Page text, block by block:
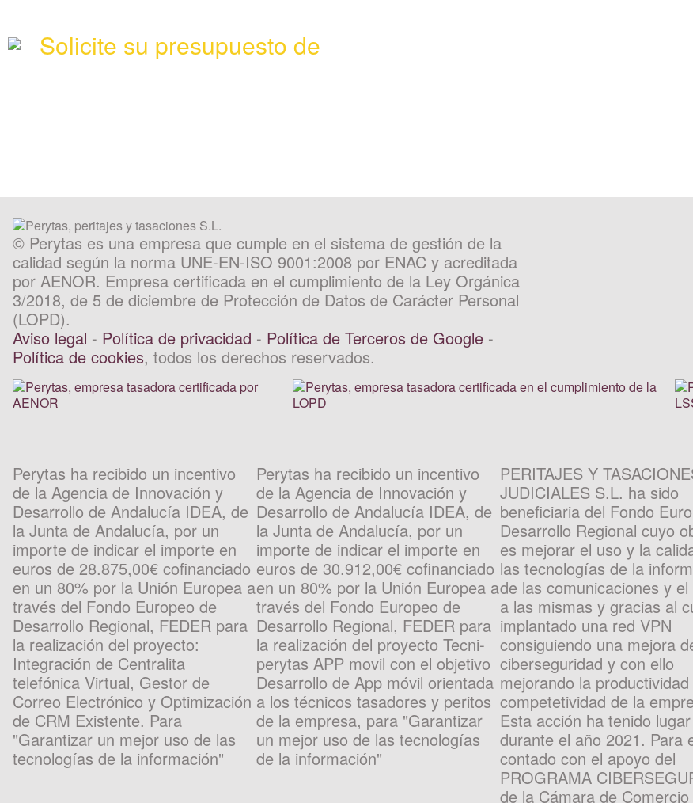
Solicite su presupuesto de
Póngase en contacto con nuestros técnicos especializados para realizar su informe,
© Perytas es una empresa que cumple en el sistema de gestión de la
calidad según la norma UNE-EN-ISO 9001:2008 por ENAC y acreditada
por AENOR. Empresa certificada en el cumplimiento de la Ley Orgánica
3/2018, de 5 de diciembre de Protección de Datos de Carácter Personal
(LOPD).
Aviso legal - Política de privacidad - Política de Terceros de Google -
Política de cookies, todos los derechos reservados.
Perytas ha recibido un incentivo
de la Agencia de Innovación y
Desarrollo de Andalucía IDEA, de
la Junta de Andalucía, por un
importe de indicar el importe en
euros de 28.875,00€ cofinanciado
en un 80% por la Unión Europea a
través del Fondo Europeo de
Desarrollo Regional, FEDER para
la realización del proyecto:
Integración de Centralita
telefónica Virtual, Gestor de
Correo Electrónico y Optimización
de CRM Existente. Para
"Garantizar un mejor uso de las
tecnologías de la información"
Perytas ha recibido un incentivo
de la Agencia de Innovación y
Desarrollo de Andalucía IDEA, de
la Junta de Andalucía, por un
importe de indicar el importe en
euros de 30.912,00€ cofinanciado
en un 80% por la Unión Europea a
través del Fondo Europeo de
Desarrollo Regional, FEDER para
la realización del proyecto Tecni-
perytas APP movil con el objetivo
Desarrollo de App móvil orientada
a los técnicos tasadores y peritos
de la empresa, para "Garantizar
un mejor uso de las tecnologías
de la información"
PERITAJES Y
JUDICIALES S.L. ha sido
beneficiaria del Fondo
Desarrollo Regional cuyo
es mejorar el uso y la
las tecnologías de la
de las comunicaciones y
a las mismas y gracias al
implantado una red VPN
consiguiendo una mejora
ciberseguridad y con ello
mejorando la
competetividad de la
Esta acción ha tenido lugar
durante el año 2021. Para
contado con el apoyo del
PROGRAMA
de la Cámara de Comercio